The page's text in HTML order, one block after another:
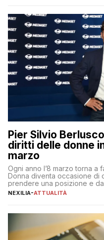
Pier Silvio
diritti delle donne
marzo
Ogni anno l’8 marzo torna a
Donna diventa occasione di
prendere una posizione e
sua complessità e crucialità.
NEXILIA-ATTUALITÀ